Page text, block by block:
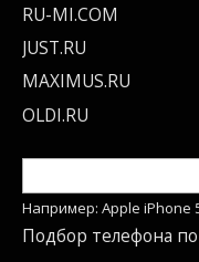
RU-MI.COM
JUST.RU
MAXIMUS.RU
OLDI.RU
Например: Apple iPhone
Подбор телефона